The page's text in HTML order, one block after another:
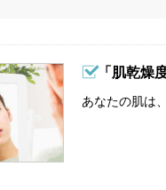
「肌乾燥
あなたの肌は